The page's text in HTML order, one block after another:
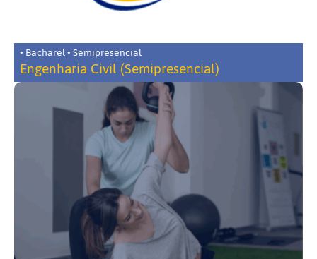
• Bacharel • Semipresencial
Engenharia Civil (Semipresencial)